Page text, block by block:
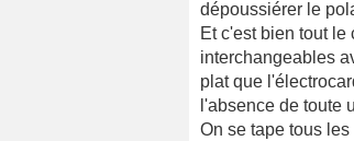
dépoussiérer le
Et c'est bien tout
interchangeables
plat que
l'absence de toute
On se tape tous